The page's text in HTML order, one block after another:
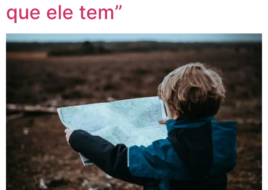
que ele tem”